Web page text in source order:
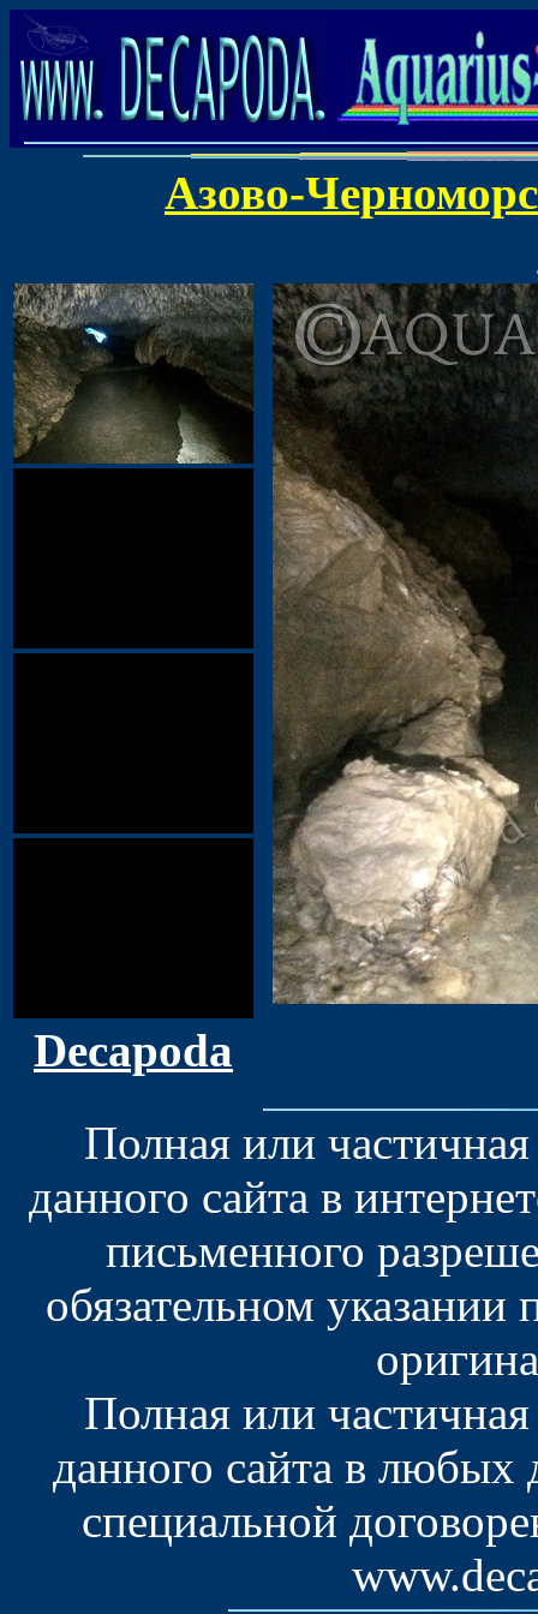
Азово-
Decapoda
Полная или
данного сайта в
письменного
обязательном
Полная или
данного сайта в
специальной